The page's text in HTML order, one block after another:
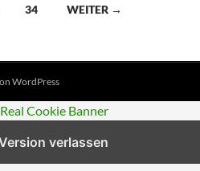
34 WEITER →
WordPress
Cookie Banner
verlassen